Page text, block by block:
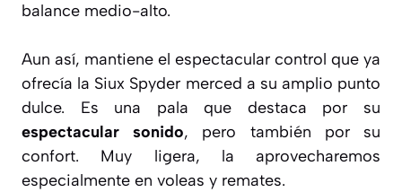
balance medio-alto.
Aun así, mantiene el espectacular control que ya
ofrecía la Siux Spyder merced a su amplio punto
dulce. Es una pala que destaca por su
espectacular sonido, pero también por su
confort. Muy ligera, la aprovecharemos
especialmente en voleas y remates.